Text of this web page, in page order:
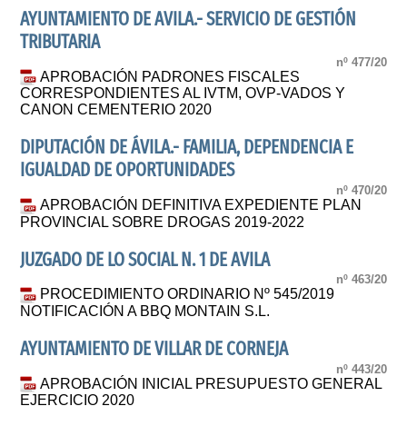
AYUNTAMIENTO DE AVILA.- SERVICIO DE GESTIÓN
TRIBUTARIA
nº 477/20
APROBACIÓN PADRONES FISCALES
CORRESPONDIENTES AL IVTM, OVP-VADOS Y
CANON CEMENTERIO 2020
DIPUTACIÓN DE ÁVILA.- FAMILIA, DEPENDENCIA E
IGUALDAD DE OPORTUNIDADES
nº 470/20
APROBACIÓN DEFINITIVA EXPEDIENTE PLAN
PROVINCIAL SOBRE DROGAS 2019-2022
JUZGADO DE LO SOCIAL N. 1 DE AVILA
nº 463/20
PROCEDIMIENTO ORDINARIO Nº 545/2019
NOTIFICACIÓN A BBQ MONTAIN S.L.
AYUNTAMIENTO DE VILLAR DE CORNEJA
nº 443/20
APROBACIÓN INICIAL PRESUPUESTO GENERAL
EJERCICIO 2020